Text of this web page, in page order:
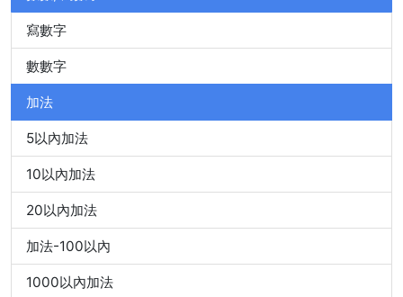
寫數字
數數字
加法
5以內加法
10以內加法
20以內加法
加法-100以內
1000以內加法